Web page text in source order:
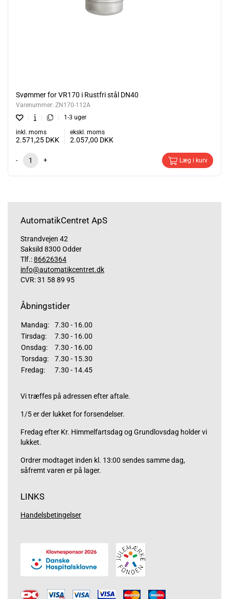
Svømmer for VR170 i Rustfri stål DN40
Varenummer: ZN170-112A
1-3 uger
inkl. moms
2.571,25 DKK
ekskl. moms
2.057,00 DKK
- + Læg i kurv
AutomatikCentret ApS
Strandvejen 42
Saksild 8300 Odder
Tlf.:86626364
info@automatikcentret.dk
CVR: 31 58 89 95
Åbningstider
Mandag:
7.30 - 16.00
Tirsdag:
7.30 - 16.00
Onsdag:
7.30 - 16.00
Torsdag:
7.30 - 15.30
Fredag:
7.30 - 14.45
Vi træffes på adressen efter aftale.
1/5 er der lukket for forsendelser.
Fredag efter Kr. Himmelfartsdag og Grundlovsdag holder vi
lukket.
Ordrer modtaget inden kl. 13:00 sendes samme dag,
såfremt varen er på lager.
LINKS
Handelsbetingelser